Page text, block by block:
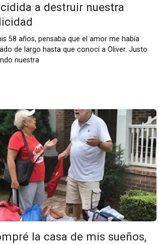
a destruir nuestra
58 años, pensaba que el amor me había
de largo hasta que conocí a Oliver. Justo
nuestra
la casa de mis sueños,